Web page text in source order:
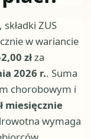
ZUS
w wariancie
złza
2026 r.. Suma
chorobowym i
miesięcznie
wymaga